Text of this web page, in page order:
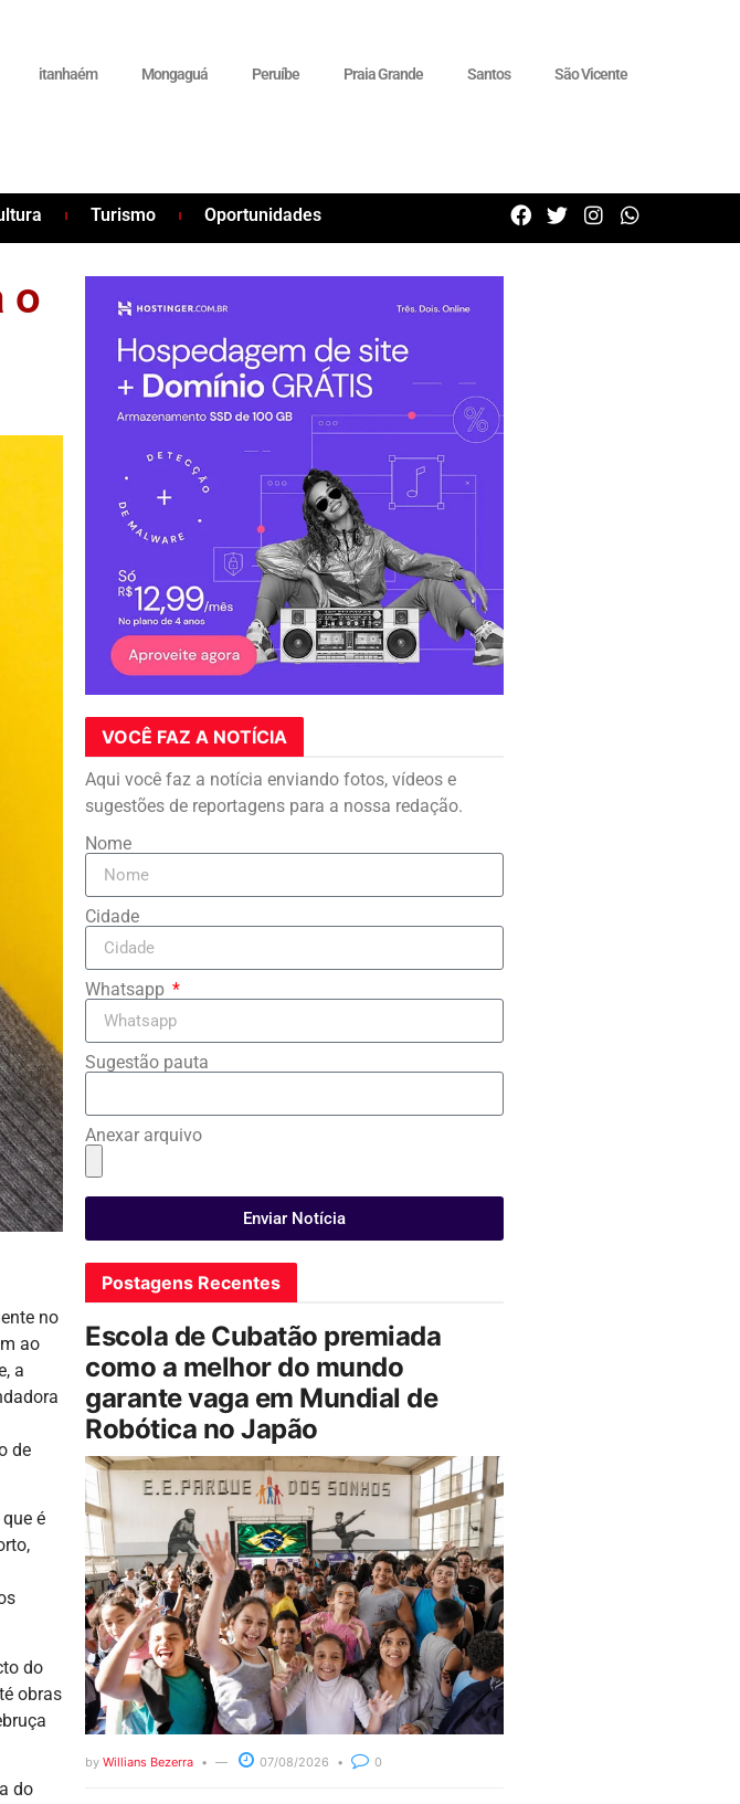
itanhaém Mongaguá Peruíbe Praia Grande Santos São Vicente
Turismo Oportunidades
o
no
ao
a
de
é
do
obras
do
VOCÊ FAZ A NOTÍCIA
Aqui você faz a notícia enviando fotos, vídeos e
sugestões de reportagens para a nossa redação.
Nome
Cidade
Whatsapp
Sugestão pauta
Anexar arquivo
Enviar Notícia
Postagens Recentes
Escola de Cubatão premiada
como a melhor do mundo
garante vaga em Mundial de
Robótica no Japão
by Willians Bezerra 07/08/2026 0